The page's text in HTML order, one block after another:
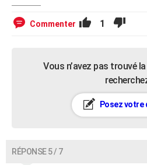
Commenter 1
Vous n’avez pas trouvé
Posez votre
RÉPONSE 5 / 7